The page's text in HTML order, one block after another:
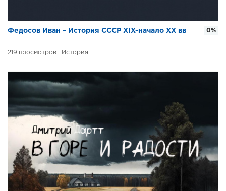
Федосов Иван – История СССР XIX-начало XX вв
219 История
0%